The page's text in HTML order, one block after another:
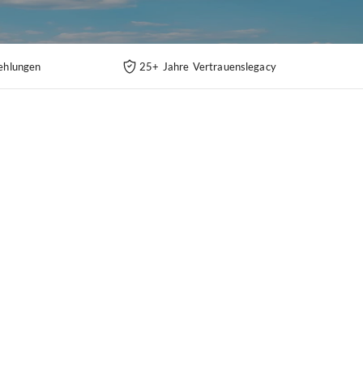
25+ Jahre Vertrauenslegacy